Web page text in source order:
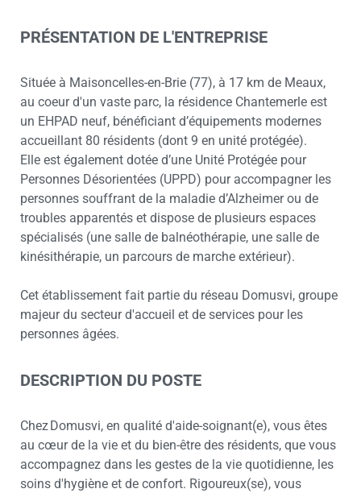
PRÉSENTATION DE L'ENTREPRISE
Située à Maisoncelles-en-Brie (77), à 17 km de Meaux,
au coeur d'un vaste parc, la résidence Chantemerle est
un EHPAD neuf, bénéficiant d’équipements modernes
accueillant 80 résidents (dont 9 en unité protégée).
Elle est également dotée d’une Unité Protégée pour
Personnes Désorientées (UPPD) pour accompagner les
personnes souffrant de la maladie d’Alzheimer ou de
troubles apparentés et dispose de plusieurs espaces
spécialisés (une salle de balnéothérapie, une salle de
kinésithérapie, un parcours de marche extérieur).
Cet établissement fait partie du réseau Domusvi, groupe
majeur du secteur d'accueil et de services pour les
personnes âgées.
DESCRIPTION DU POSTE
Chez Domusvi, en qualité d'aide-soignant(e), vous êtes
au cœur de la vie et du bien-être des résidents, que vous
accompagnez dans les gestes de la vie quotidienne, les
soins d'hygiène et de confort. Rigoureux(se), vous